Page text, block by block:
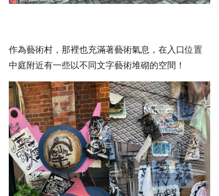
作為藝術村，那裡也充滿著藝術氣息，在入口位置
中庭附近有一些以不同文字藝術堆砌的空間！